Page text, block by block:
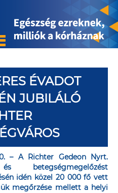
ÉVADOT
JUBILÁLÓ
– A Richter Gedeon Nyrt.
betegségmegelőzést
idén közel 20 000 fő vett
megőrzése mellett a helyi